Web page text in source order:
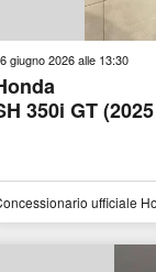
giugno 2026 alle 13:30
350i GT
ufficiale